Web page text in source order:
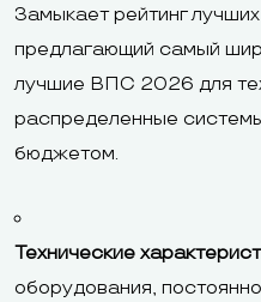
Замыкает рейтинг
предлагающий самый
лучшие ВПС 2026 для
распределенные
бюджетом.
Технические
оборудования,